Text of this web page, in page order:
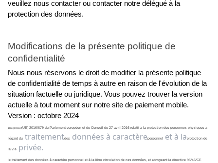
veuillez nous contacter ou contacter notre délégué à la
protection des données.
Modifications de la présente politique de
confidentialité
Nous nous réservons le droit de modifier la présente politique
de confidentialité de temps à autre en raison de l'évolution de la
situation factuelle ou juridique. Vous pouvez trouver la version
actuelle à tout moment sur notre site de paiement mobile.
Version : octobre 2024
1Règlement(UE) 2016/679 du Parlement européen et du Conseil du 27 avril 2016 relatif à la protection des personnes physiques à
l'égard du traitementdes données à caractèrepersonnel et à laprotection de
la vie privée.
le traitement des données à caractère personnel et à la libre circulation de ces données, et abrogeant la directive 95/46/CE